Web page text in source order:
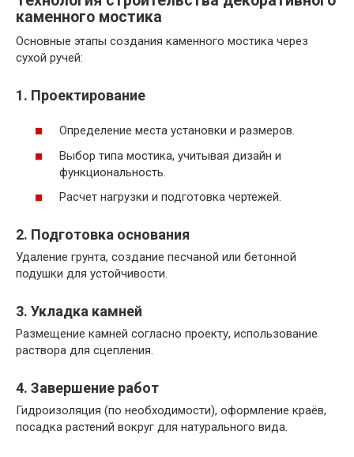
каменного мостика
Основные этапы создания каменного мостика через
сухой ручей:
1. Проектирование
Определение места установки и размеров.
Выбор типа мостика, учитывая дизайн и
функциональность.
Расчет нагрузки и подготовка чертежей.
2. Подготовка основания
Удаление грунта, создание песчаной или бетонной
подушки для устойчивости.
3. Укладка камней
Размещение камней согласно проекту, использование
раствора для сцепления.
4. Завершение работ
Гидроизоляция (по необходимости), оформление краёв,
посадка растений вокруг для натурального вида.